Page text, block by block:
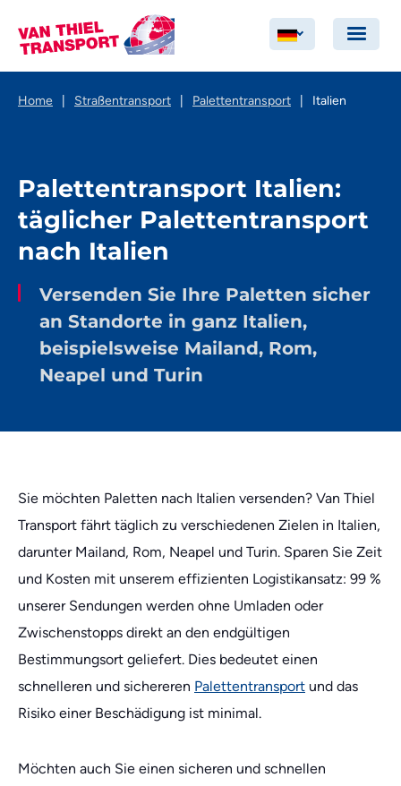
Home Straßentransport Palettentransport Italien
Palettentransport Italien:
täglicher Palettentransport
nach Italien
Versenden Sie Ihre Paletten sicher
an Standorte in ganz Italien,
beispielsweise Mailand, Rom,
Neapel und Turin
Sie möchten Paletten nach Italien versenden? Van Thiel
Transport fährt täglich zu verschiedenen Zielen in Italien,
darunter Mailand, Rom, Neapel und Turin. Sparen Sie Zeit
und Kosten mit unserem effizienten Logistikansatz: 99 %
unserer Sendungen werden ohne Umladen oder
Zwischenstopps direkt an den endgültigen
Bestimmungsort geliefert. Dies bedeutet einen
schnelleren und sichereren Palettentransport und das
Risiko einer Beschädigung ist minimal.
Möchten auch Sie einen sicheren und schnellen